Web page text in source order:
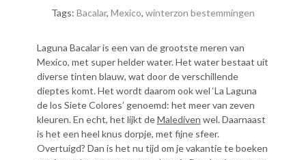
Tags: Bacalar, Mexico, winterzon bestemmingen
Laguna Bacalar is een van de grootste meren van
Mexico, met super helder water. Het water bestaat uit
diverse tinten blauw, wat door de verschillende
dieptes komt. Het wordt daarom ook wel ‘La Laguna
de los Siete Colores’ genoemd: het meer van zeven
kleuren. En echt, het lijkt deMalediven wel. Daarnaast
is het een heel knus dorpje, met fijne sfeer.
Overtuigd? Dan is het nu tijd om je vakantie te boeken